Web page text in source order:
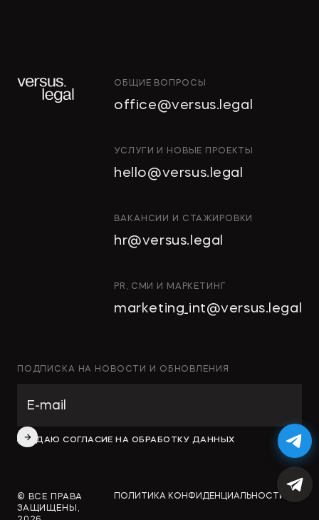
ОБЩИЕ ВОПРОСЫ
office@versus.legal
УСЛУГИ И НОВЫЕ ПРОЕКТЫ
hello@versus.legal
ВАКАНСИИ И СТАЖИРОВКИ
hr@versus.legal
PR, СМИ И МАРКЕТИНГ
marketing_int@versus.legal
ПОДПИСКА НА НОВОСТИ И ОБНОВЛЕНИЯ
ДАЮ СОГЛАСИЕ НА ОБРАБОТКУ ДАННЫХ
© ВСЕ ПРАВА
ЗАЩИЩЕНЫ,
ПОЛИТИКА КОНФИДЕНЦИАЛЬНОСТИ